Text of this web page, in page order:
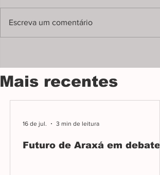
debateu o Plano Diretor, projeto
que orientará o crescimento e o
desenvolvimento de Araxá nas
Escreva um comentário
Mais recentes
Futuro de Araxá em debate
16 de jul. 3 min de leitura